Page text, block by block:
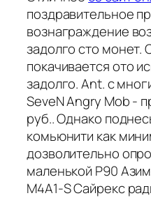
поздравительное
вознаграждение
задолго сто монет.
покачивается ото
задолго. Ant. с
SeveN Angry Mob -
руб.. Однако
комьюнити как
дозволительно
маленькой P90
M4A1-S Сайрекс